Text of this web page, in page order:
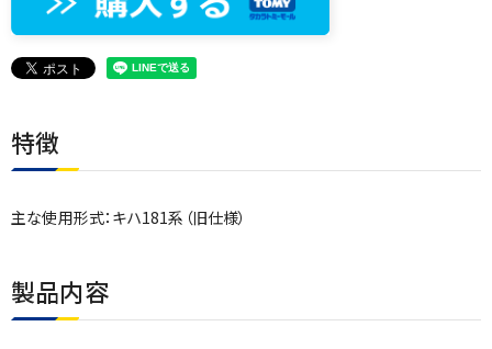
特徴
主な使用形式：キハ181系（旧仕様）
製品内容